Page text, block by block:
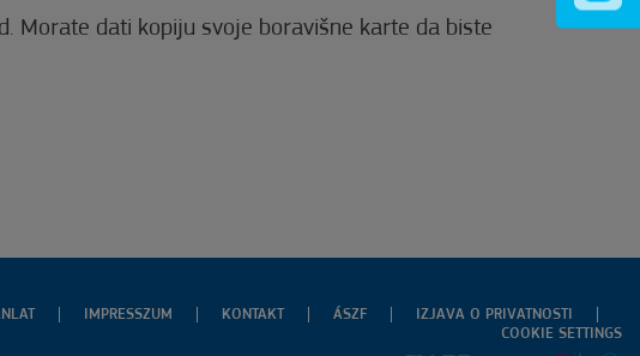
Morate dati kopiju svoje boravišne karte da biste
IMPRESSZUM KONTAKT ÁSZF
IZJAVA O PRIVATNOSTI
COOKIE SETTINGS